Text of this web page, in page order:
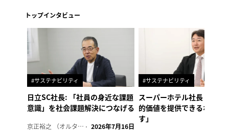
トップインタビュー
#サステナビリティ
日立SC社長: 「社員の身近な課題
意識」を社会課題解決につなげる
京正裕之 （オルタナ副編集長） 2026年7月16日
#サステナビリティ
スーパーホテル社長「地域
的価値を提供できるホテル
す」